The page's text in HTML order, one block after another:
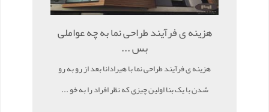
هزینه ی فرآیند طراحی نما به چه عواملی
بس ...
هزینه ی فرآیند طراحی نما با هیرادانا بعد از رو به رو
شدن با یک بنا اولین چیزی که نظر افراد را به خو ...